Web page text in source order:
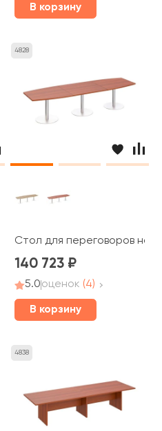
В корзину
153 Patriot
4828
Стол для переговоров на
140 723
5.0оценок (4)
В корзину
4838